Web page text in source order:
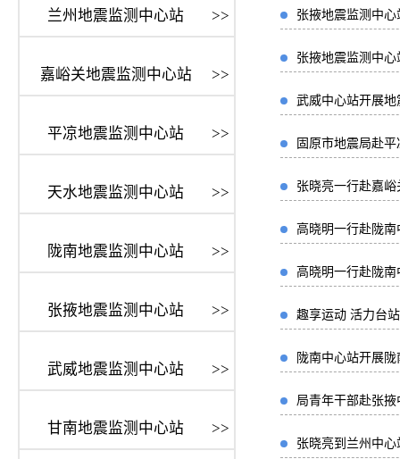
兰州地震监测中心站 >>
嘉峪关地震监测中心站 >>
平凉地震监测中心站 >>
天水地震监测中心站 >>
陇南地震监测中心站 >>
张掖地震监测中心站 >>
武威地震监测中心站 >>
甘南地震监测中心站 >>
张掖地震监测中
张掖地震监测中
武威中心站开展
固原市地震局赴
张晓亮一行赴嘉
高晓明一行赴陇
高晓明一行赴陇
趣享运动 活力台
陇南中心站开展
局青年干部赴张
张晓亮到兰州中